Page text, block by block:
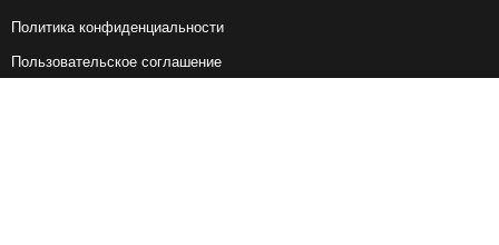
Политика конфиденциальности
Пользовательское соглашение